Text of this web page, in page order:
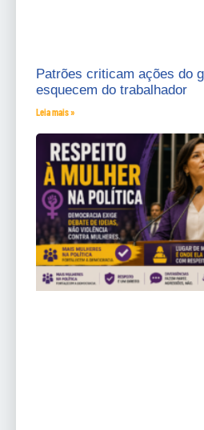
Patrões criticam ações do
esquecem do trabalhador
Leia mais »